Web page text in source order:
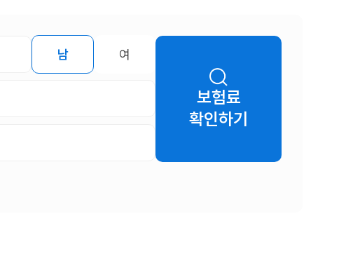
남 여
보험료
확인하기